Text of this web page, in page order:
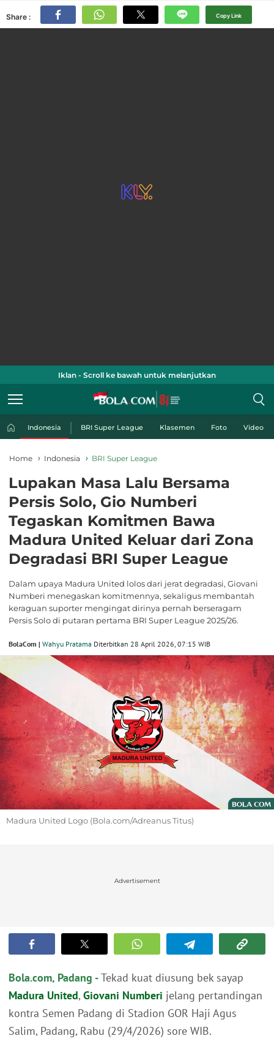
Share : Copy Link
Iklan - Scroll ke bawah untuk melanjutkan
Indonesia BRI Super League Klasemen Foto Video
Home Indonesia BRI Super League
Lupakan Masa Lalu Bersama
Persis Solo, Gio Numberi
Tegaskan Komitmen Bawa
Madura United Keluar dari Zona
Degradasi BRI Super League
Dalam upaya Madura United lolos dari jerat degradasi, Giovani
Numberi menegaskan komitmennya, sekaligus membantah
keraguan suporter mengingat dirinya pernah berseragam
Persis Solo di putaran pertama BRI Super League 2025/26.
BolaCom | Wahyu Pratama Diterbitkan 28 April 2026, 07:15 WIB
Madura United Logo (Bola.com/Adreanus Titus)
Advertisement
Bola.com, Padang -Tekad kuat diusung bek sayap
Madura United, Giovani Numberi jelang pertandingan
kontra Semen Padang di Stadion GOR Haji Agus
Salim, Padang, Rabu (29/4/2026) sore WIB.